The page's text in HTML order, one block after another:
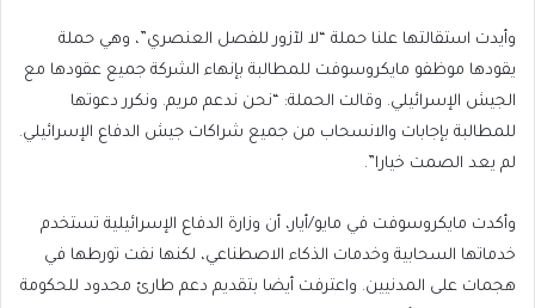
وأيدت استقالتها علنا حملة “لا لآزور للفصل العنصري”، وهي حملة
يقودها موظفو مايكروسوفت للمطالبة بإنهاء الشركة جميع عقودها مع
الجيش الإسرائيلي. وقالت الحملة: “نحن ندعم مريم. ونكرر دعوتها
للمطالبة بإجابات والانسحاب من جميع شراكات جيش الدفاع الإسرائيلي.
لم يعد الصمت خيارا”.
وأكدت مايكروسوفت في مايو/أيار، أن وزارة الدفاع الإسرائيلية تستخدم
خدماتها السحابية وخدمات الذكاء الاصطناعي، لكنها نفت تورطها في
هجمات على المدنيين. واعترفت أيضا بتقديم دعم طارئ محدود للحكومة